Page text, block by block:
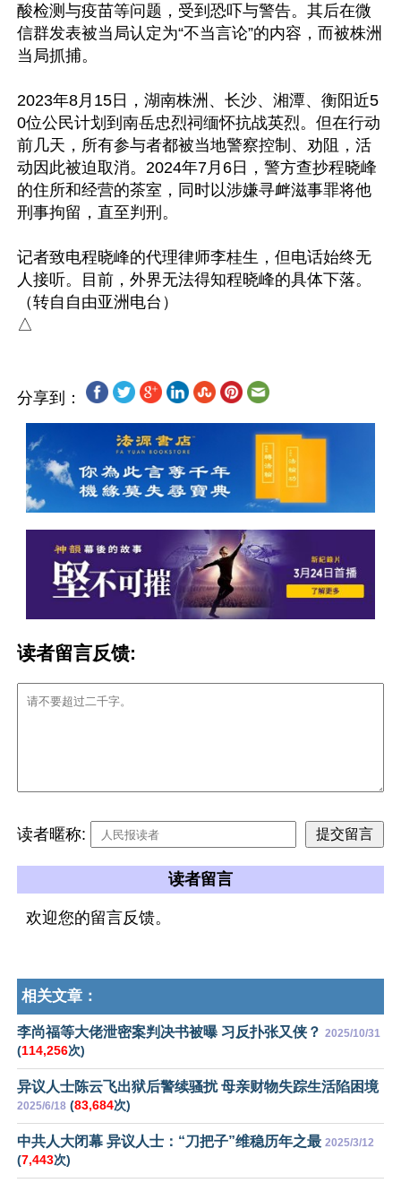
酸检测与疫苗等问题，受到恐吓与警告。其后在微
信群发表被当局认定为“不当言论”的内容，而被株洲
当局抓捕。
2023年8月15日，湖南株洲、长沙、湘潭、衡阳近5
0位公民计划到南岳忠烈祠缅怀抗战英烈。但在行动
前几天，所有参与者都被当地警察控制、劝阻，活
动因此被迫取消。2024年7月6日，警方查抄程晓峰
的住所和经营的茶室，同时以涉嫌寻衅滋事罪将他
刑事拘留，直至判刑。
记者致电程晓峰的代理律师李桂生，但电话始终无
人接听。目前，外界无法得知程晓峰的具体下落。
（转自自由亚洲电台）
分享到：
读者留言反馈:
读者暱称:
读者留言
欢迎您的留言反馈。
相关文章：
李尚福等大佬泄密案判决书被曝 习反扑张又侠？ 2025/10/31
(114,256次)
异议人士陈云飞出狱后警续骚扰 母亲财物失踪生活陷困境
2025/6/18 (83,684次)
中共人大闭幕 异议人士：“刀把子”维稳历年之最 2025/3/12
(7,443次)